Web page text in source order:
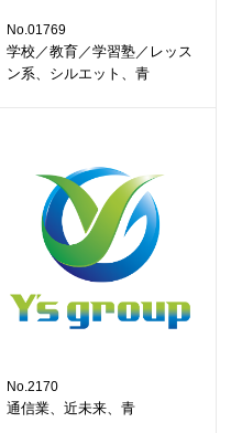
No.01769
学校／教育／学習塾／レッス
ン系、シルエット、青
No.2170
通信業、近未来、青